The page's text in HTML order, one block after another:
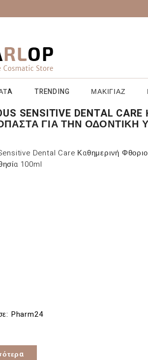
TRENDING ΜΑΚΙΓΙΑΖ
SENSITIVE DENTAL
ΓΙΑ ΤΗΝ ΟΔΟΝΤΙΚΉ
Dental Care Καθημερινή
100ml
Pharm24